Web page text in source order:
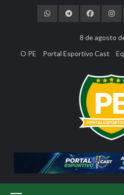
8 de agosto
O PE
Portal Esportivo Cast